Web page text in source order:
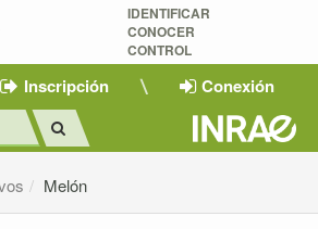
IDENTIFICAR
CONOCER
CONTROL
Inscripción Conexión
Melón